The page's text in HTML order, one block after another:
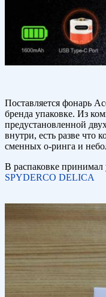
Поставляется фонарь
бренда упаковке. Из
предустановленной
внутри, есть разве что
сменных о-ринга и
В распаковке
SPYDERCO DELICA